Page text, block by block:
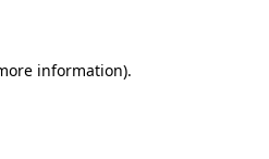
information).